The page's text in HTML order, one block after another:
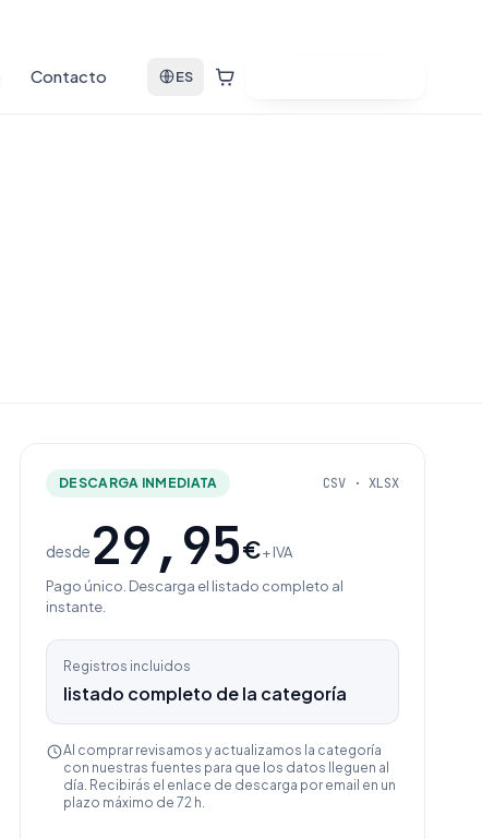
Contacto ES
DESCARGA INMEDIATA CSV · XLSX
desde 29,95€+ IVA
Pago único. Descarga el listado completo al
instante.
Registros incluidos
listado completo de la categoría
Al comprar revisamos y actualizamos la categoría
con nuestras fuentes para que los datos lleguen al
día. Recibirás el enlace de descarga por email en un
plazo máximo de 72 h.